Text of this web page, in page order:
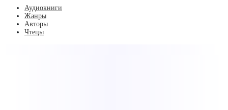
Аудиокниги
Жанры
Авторы
Чтецы